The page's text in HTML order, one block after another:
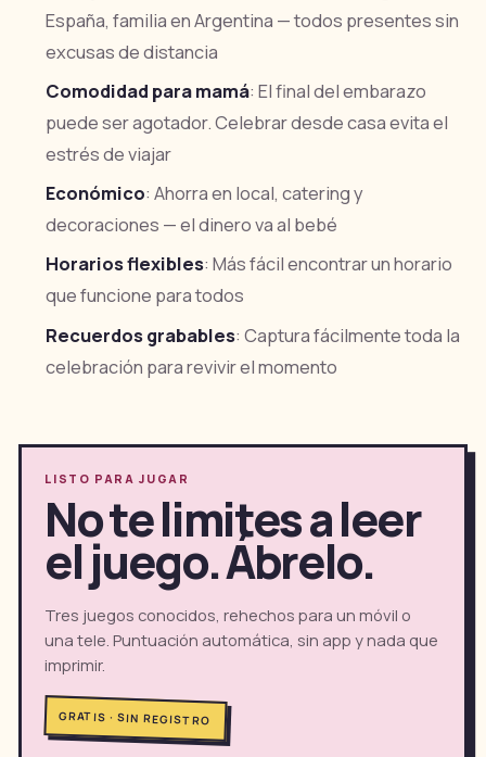
España, familia en Argentina — todos presentes sin
excusas de distancia
Comodidad para mamá: El final del embarazo
puede ser agotador. Celebrar desde casa evita el
estrés de viajar
Económico: Ahorra en local, catering y
decoraciones — el dinero va al bebé
Horarios flexibles: Más fácil encontrar un horario
que funcione para todos
Recuerdos grabables: Captura fácilmente toda la
celebración para revivir el momento
LISTO PARA JUGAR
No te limites a leer
el juego. Ábrelo.
Tres juegos conocidos, rehechos para un móvil o
una tele. Puntuación automática, sin app y nada que
imprimir.
GRATIS · SIN REGISTRO